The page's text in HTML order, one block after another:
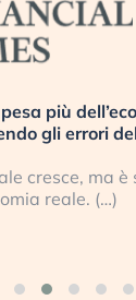
più
gli errori
cresce, ma è
reale. (…)